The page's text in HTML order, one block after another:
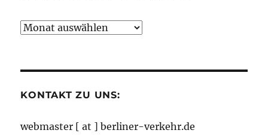
Neuigkeiten
KONTAKT ZU UNS:
webmaster [ at ] berliner-verkehr.de